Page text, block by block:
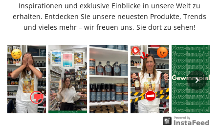
Inspirationen und exklusive Einblicke in unsere Welt zu
erhalten. Entdecken Sie unsere neuesten Produkte, Trends
und vieles mehr – wir freuen uns, Sie dort zu sehen!